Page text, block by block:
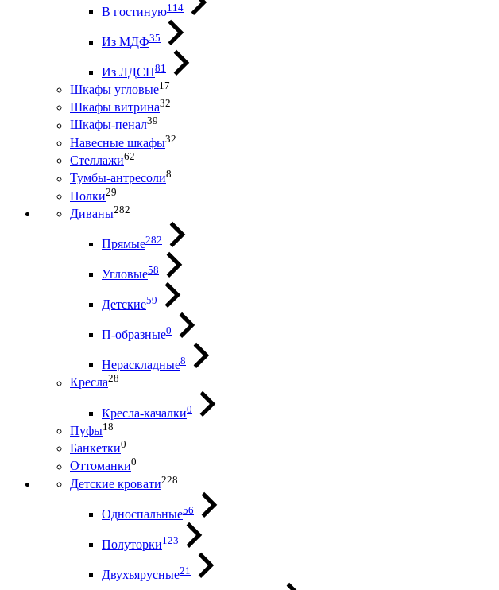
В гостиную114
Из МДФ35
Из ЛДСП81
Шкафы угловые17
Шкафы витрина32
Шкафы-пенал39
Навесные шкафы32
Стеллажи62
Тумбы-антресоли8
Полки29
Диваны282
Прямые282
Угловые58
Детские59
П-образные0
Нераскладные8
Кресла28
Кресла-качалки0
Пуфы18
Банкетки0
Оттоманки0
Детские кровати228
Односпальные56
Полуторки123
Двухъярусные21